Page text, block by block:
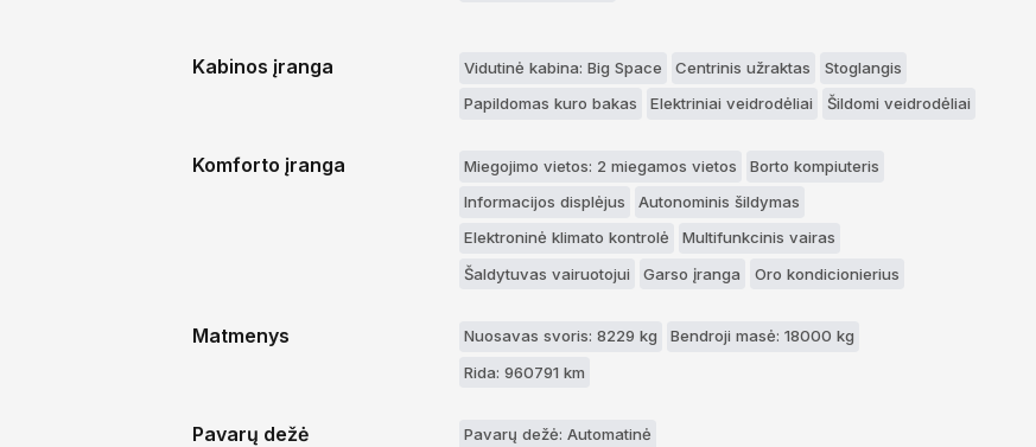
Kabinos įranga Vidutinė kabina: Big Space Centrinis užraktas
Stoglangis
Papildomas kuro bakas
Elektriniai veidrodėliai Šildomi veidrodėliai
Komforto įranga Miegojimo vietos: 2 miegamos vietos
Borto kompiuteris
Informacijos displėjus
Autonominis šildymas
Elektroninė klimato kontrolė
Multifunkcinis vairas
Šaldytuvas vairuotojui
Garso įranga Oro kondicionierius
Matmenys Nuosavas svoris: 8229 kg
Bendroji masė: 18000 kg
Rida: 960791 km
Pavarų dežė Pavarų dežė: Automatinė